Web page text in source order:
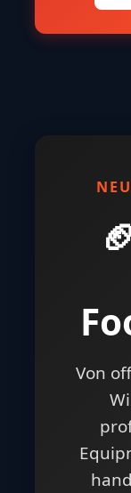
Von